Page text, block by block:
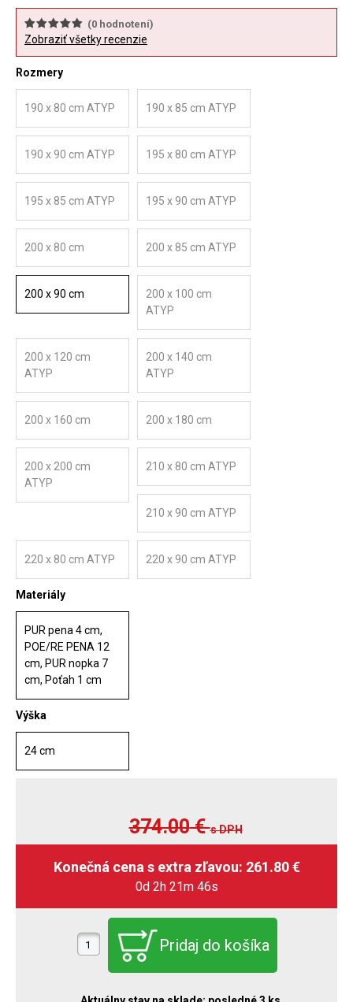
(0 hodnotení)
Zobraziť všetky recenzie
Rozmery
190 x 80 cm ATYP 190 x 85 cm ATYP
190 x 90 cm ATYP 195 x 80 cm ATYP
195 x 85 cm ATYP 195 x 90 cm ATYP
200 x 80 cm 200 x 85 cm ATYP
200 x 90 cm
200 x 100 cm
ATYP
200 x 120 cm
ATYP
200 x 140 cm
ATYP
200 x 160 cm 200 x 180 cm
200 x 200 cm
ATYP
210 x 80 cm ATYP
210 x 90 cm ATYP
220 x 80 cm ATYP 220 x 90 cm ATYP
Materiály
PUR pena 4 cm,
POE/RE PENA 12
cm, PUR nopka 7
cm, Poťah 1 cm
Výška
24 cm
374.00€s DPH
0d 2h 21m 45s